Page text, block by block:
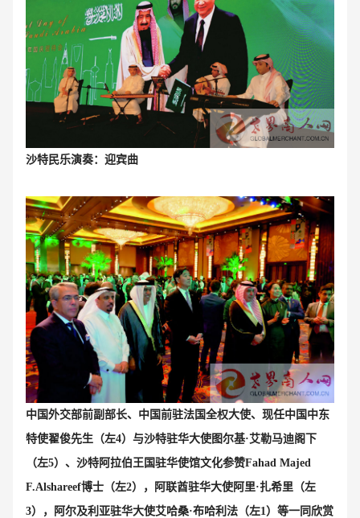
沙特民乐演奏：迎宾曲
中国外交部前副部长、中国前驻法国全权大使、现任中国中东
特使翟俊先生（左4）与沙特驻华大使图尔基·艾勒马迪阁下
（左5）、沙特阿拉伯王国驻华使馆文化参赞Fahad Majed
F.Alshareef博士（左2），阿联酋驻华大使阿里·扎希里（左
3），阿尔及利亚驻华大使艾哈桑·布哈利法（左1）等一同欣赏